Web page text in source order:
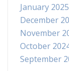
January 2025
December
November
October
September